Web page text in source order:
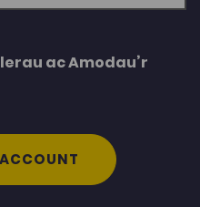
ac Amodau’r